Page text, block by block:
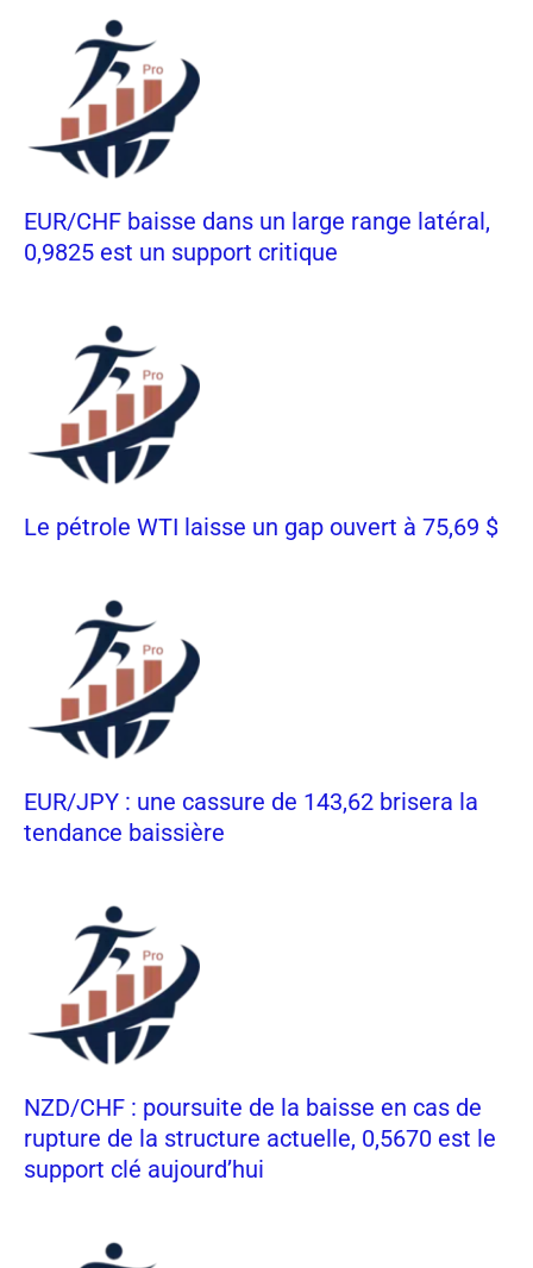
EUR/CHF baisse dans un large range latéral,
0,9825 est un support critique
Le pétrole WTI laisse un gap ouvert à 75,69 $
EUR/JPY : une cassure de 143,62 brisera la
tendance baissière
NZD/CHF : poursuite de la baisse en cas de
rupture de la structure actuelle, 0,5670 est le
support clé aujourd’hui